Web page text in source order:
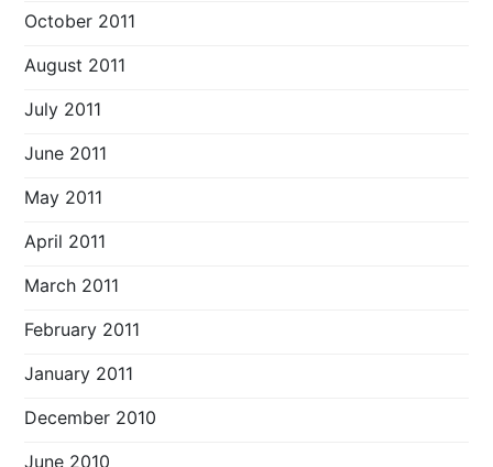
October 2011
August 2011
July 2011
June 2011
May 2011
April 2011
March 2011
February 2011
January 2011
December 2010
June 2010